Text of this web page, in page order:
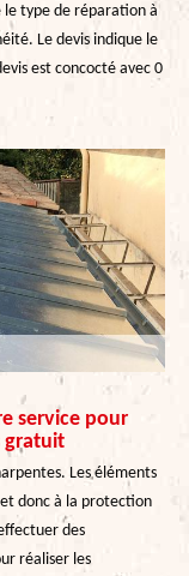
le type de réparation à
Le devis indique le
est concocté avec 0
service pour
gratuit
Les éléments
donc à la protection
des
réaliser les